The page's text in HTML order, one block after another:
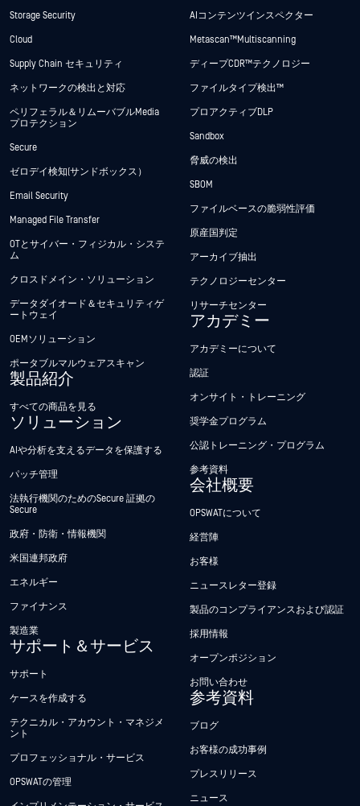
Storage Security
Cloud
Supply Chain セキュリティ
ネットワークの検出と対応
ペリフェラル＆リムーバブルMedia
プロテクション
Secure
ゼロデイ検知(サンドボックス）
Email Security
Managed File Transfer
OTとサイバー・フィジカル・システ
ム
クロスドメイン・ソリューション
データダイオード＆セキュリティゲ
ートウェイ
OEMソリューション
ポータブルマルウェアスキャン
製品紹介
すべての商品を見る
ソリューション
AIや分析を支えるデータを保護する
パッチ管理
法執行機関のためのSecure 証拠の
Secure
政府・防衛・情報機関
米国連邦政府
エネルギー
ファイナンス
製造業
サポート＆サービス
サポート
ケースを作成する
テクニカル・アカウント・マネジメ
ント
プロフェッショナル・サービス
OPSWATの管理
AIコンテンツインスペクター
Metascan™ Multiscanning
ディープCDR™テクノロジー
ファイルタイプ検出™
プロアクティブDLP
Sandbox
脅威の検出
SBOM
ファイルベースの脆弱性評価
原産国判定
アーカイブ抽出
テクノロジーセンター
リサーチセンター
アカデミー
アカデミーについて
認証
オンサイト・トレーニング
奨学金プログラム
公認トレーニング・プログラム
参考資料
会社概要
OPSWATについて
経営陣
お客様
ニュースレター登録
製品のコンプライアンスおよび認証
採用情報
オープンポジション
お問い合わせ
参考資料
ブログ
お客様の成功事例
プレスリリース
ニュース